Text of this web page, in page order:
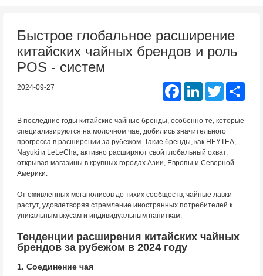
Быстрое глобальное расширение
китайских чайных брендов и роль
POS - систем
2024-09-27 FacebookLinkedIn Twitter
В последние годы китайские чайные бренды, особенно те, которые
специализируются на молочном чае, добились значительного
прогресса в расширении за рубежом. Такие бренды, как HEYTEA,
Nayuki и LeLeCha, активно расширяют свой глобальный охват,
открывая магазины в крупных городах Азии, Европы и Северной
Америки.
От оживленных мегаполисов до тихих сообществ, чайные лавки
растут, удовлетворяя стремление иностранных потребителей к
уникальным вкусам и индивидуальным напиткам.
Тенденции расширения китайских чайных
брендов за рубежом в 2024 году
1. Соединение чая